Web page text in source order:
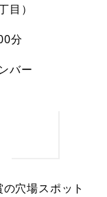
目）
分
バー
穴場スポット